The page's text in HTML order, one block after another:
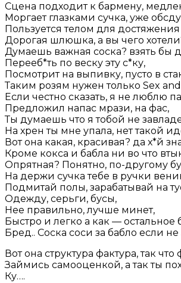
Сцена подходит к бармену,
Моргает глазками сучка, уже
Пользуется телом для
Дорогая шлюшка, а вы чего
Думаешь важная соска? взять бы
Перееб*ть по веску эту с*ку,
Посмотрит на выпивку, пусто в
Таким розям нужен только Sex
Если честно сказать, я не люблю
Предложил напас мрази, на фас,
Ты думаешь что я тобой не
На хрен ты мне упала, нет такой
Вот она какая, красивая? да х*й
Кроме кокса и бабла ни во что
Опрятная? Понятно, по-другому
На держи сучка тебе в ручки
Подмитай полы, зарабатывай на
Одежду, серьги, бусы,
Нее правильно, лучше минет,
Быстро и легко а как — остальное
Бред.. Соска соси за бабло если не
Вот она структура фактура, так что
Займись самооценкой, а так ты
Ку….